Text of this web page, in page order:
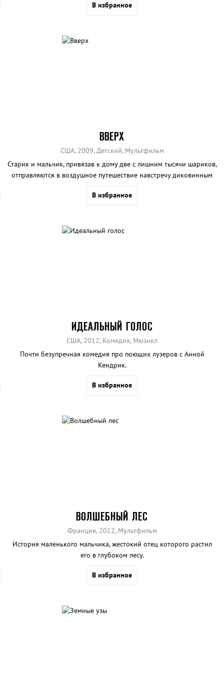
В избранное
ВВЕРХ
США, 2009, Детский, Мультфильм
Старик и мальчик, привязав к дому две с лишним тысячи шариков,
отправляются в воздушное путешествие навстречу диковинным
В избранное
ИДЕАЛЬНЫЙ ГОЛОС
США, 2012, Комедия, Мюзикл
Почти безупречная комедия про поющих лузеров с Анной
Кендрик.
В избранное
ВОЛШЕБНЫЙ ЛЕС
Франция, 2012, Мультфильм
История маленького мальчика, жестокий отец которого растил
его в глубоком лесу.
В избранное